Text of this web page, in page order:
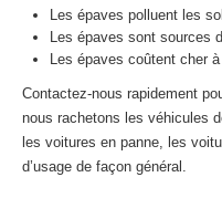
Les épaves polluent les
Les épaves sont sources
Les épaves coûtent cher
Contactez-nous rapidement
nous rachetons les véhicules
les voitures en panne, les
d’usage de façon général.